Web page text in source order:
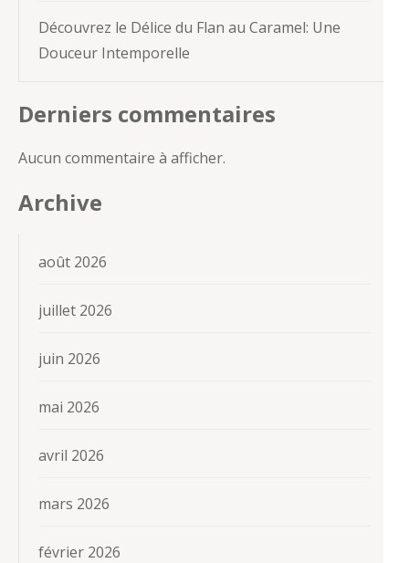
Découvrez le Délice du Flan au Caramel: Une
Douceur Intemporelle
Derniers commentaires
Aucun commentaire à afficher.
Archive
août 2026
juillet 2026
juin 2026
mai 2026
avril 2026
mars 2026
février 2026